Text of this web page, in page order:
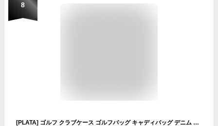
8
[PLATA] ゴルフ クラブケース ゴルフバッグ キャディバッグ デニム デザイン 防水 セルフスタンドクラブケース 内蔵